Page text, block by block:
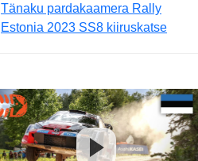
Tänaku pardakaamera Rally
Estonia 2023 SS8 kiiruskatse